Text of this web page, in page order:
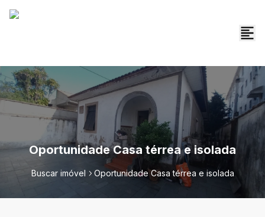
Oportunidade Casa térrea e isolada
Buscar imóvel Oportunidade Casa térrea e isolada